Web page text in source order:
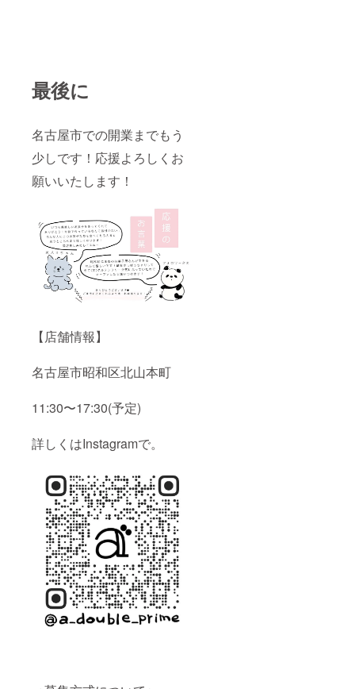
最後に
名古屋市での開業までもう
少しです！応援よろしくお
願いいたします！
【店舗情報】
名古屋市昭和区北山本町
11:30〜17:30(予定)
詳しくはInstagramで。